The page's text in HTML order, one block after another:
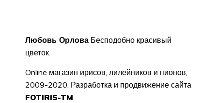
Любовь Орлова Бесподобно красивый
цветок.
Online магазин ирисов, лилейников и пионов,
2009-2020. Разработка и продвижение сайта
FOTIRIS-TM